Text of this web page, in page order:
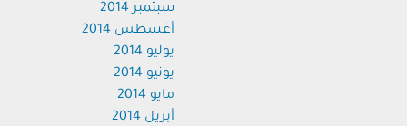
سبتمبر 2014
أغسطس 2014
يوليو 2014
يونيو 2014
مايو 2014
أبريل 2014